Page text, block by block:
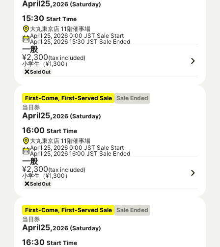
April25,2026 (Saturday)
15:30 Start Time
大丸東京店 11階催事場
April 25, 2026 0:00 JST Sale Start
April 25, 2026 15:30 JST Sale Ended
一般
¥2,300(tax included)
小学生（¥1,300）
Sold Out
First-Come, First-Served Sale Sale Ended
当日券
April25,2026 (Saturday)
16:00 Start Time
大丸東京店 11階催事場
April 25, 2026 0:00 JST Sale Start
April 25, 2026 16:00 JST Sale Ended
一般
¥2,300(tax included)
小学生（¥1,300）
Sold Out
First-Come, First-Served Sale Sale Ended
当日券
April25,2026 (Saturday)
16:30 Start Time